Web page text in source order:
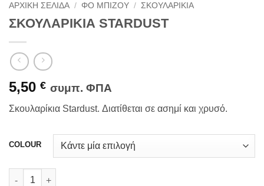
ΑΡΧΙΚΉ ΣΕΛΊΔΑ / ΦΟ ΜΠΙΖΟΎ / ΣΚΟΥΛΑΡΊΚΙΑ
ΣΚΟΥΛΑΡΙΚΙΑ STARDUST
5,50 € συμπ. ΦΠΑ
Σκουλαρίκια Stardust. Διατίθεται σε ασημί και χρυσό.
COLOUR
ΣΚΟΥΛΑΡΙΚΙΑ STARDUST ποσότητα